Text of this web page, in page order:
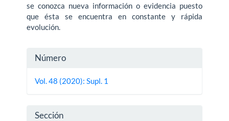
se conozca nueva información o evidencia puesto
que ésta se encuentra en constante y rápida
evolución.
Detalles
del
artículo
Número
Vol. 48 (2020): Supl. 1
Sección